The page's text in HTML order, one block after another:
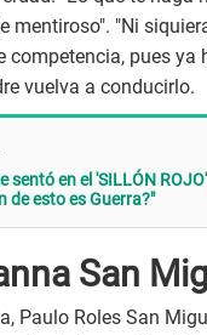
mentiroso". "Ni
competencia, pues
vuelva a conducirlo.
sentó en el 'SILLÓN
de esto es Guerra?"
San
Paulo Roles San